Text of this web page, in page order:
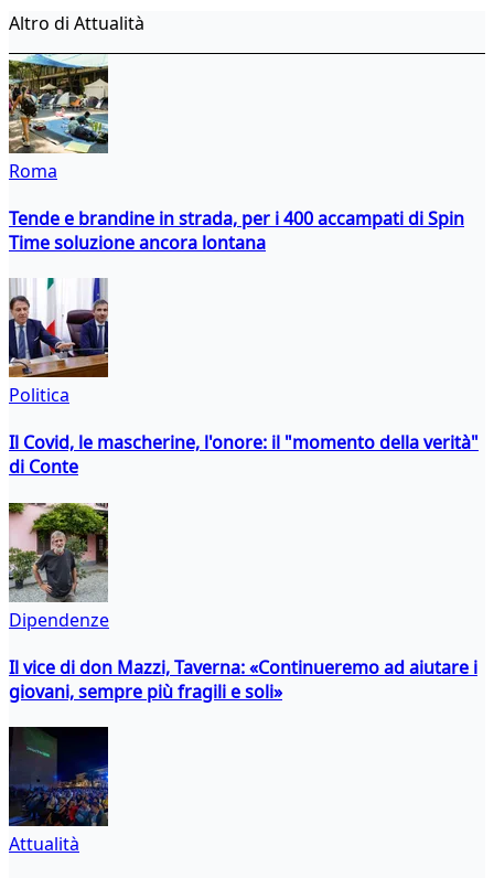
Altro di Attualità
Roma
Tende e brandine in strada, per i 400 accampati di Spin
Time soluzione ancora lontana
Politica
Il Covid, le mascherine, l'onore: il "momento della verità"
di Conte
Dipendenze
Il vice di don Mazzi, Taverna: «Continueremo ad aiutare i
giovani, sempre più fragili e soli»
Attualità